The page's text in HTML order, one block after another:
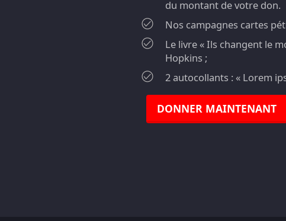
du montant de votre don.
Nos campagnes cartes
Le livre « Ils changent le
Hopkins ;
2 autocollants : « Lorem
DONNER MAINTENANT